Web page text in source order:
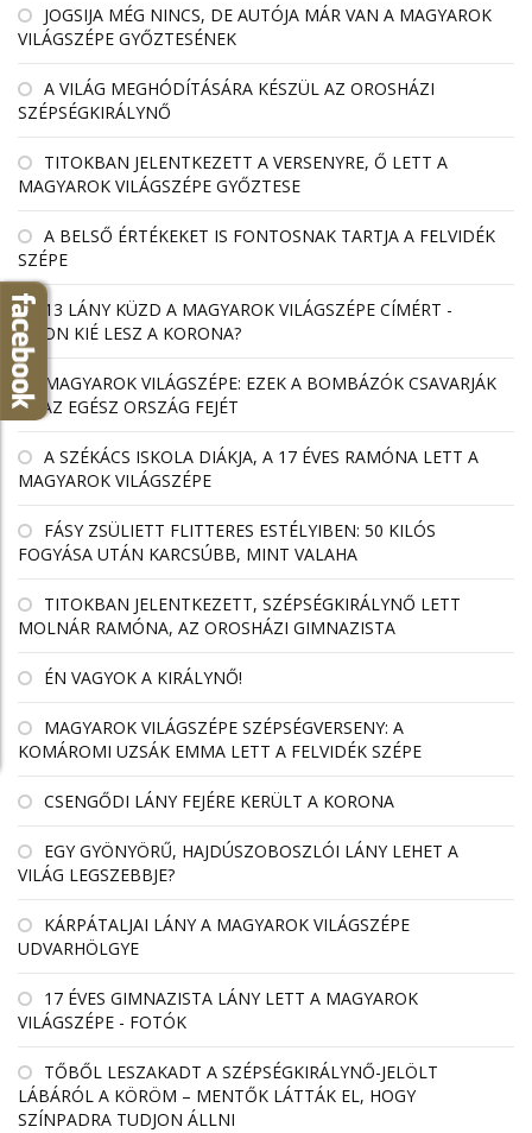
JOGSIJA MÉG NINCS, DE AUTÓJA MÁR VAN A MAGYAROK
VILÁGSZÉPE GYŐZTESÉNEK
A VILÁG MEGHÓDÍTÁSÁRA KÉSZÜL AZ OROSHÁZI
SZÉPSÉGKIRÁLYNŐ
TITOKBAN JELENTKEZETT A VERSENYRE, Ő LETT A
MAGYAROK VILÁGSZÉPE GYŐZTESE
A BELSŐ ÉRTÉKEKET IS FONTOSNAK TARTJA A FELVIDÉK
SZÉPE
13 LÁNY KÜZD A MAGYAROK VILÁGSZÉPE CÍMÉRT -
VAJON KIÉ LESZ A KORONA?
MAGYAROK VILÁGSZÉPE: EZEK A BOMBÁZÓK CSAVARJÁK
EL AZ EGÉSZ ORSZÁG FEJÉT
A SZÉKÁCS ISKOLA DIÁKJA, A 17 ÉVES RAMÓNA LETT A
MAGYAROK VILÁGSZÉPE
FÁSY ZSÜLIETT FLITTERES ESTÉLYIBEN: 50 KILÓS
FOGYÁSA UTÁN KARCSÚBB, MINT VALAHA
TITOKBAN JELENTKEZETT, SZÉPSÉGKIRÁLYNŐ LETT
MOLNÁR RAMÓNA, AZ OROSHÁZI GIMNAZISTA
ÉN VAGYOK A KIRÁLYNŐ!
MAGYAROK VILÁGSZÉPE SZÉPSÉGVERSENY: A
KOMÁROMI UZSÁK EMMA LETT A FELVIDÉK SZÉPE
CSENGŐDI LÁNY FEJÉRE KERÜLT A KORONA
EGY GYÖNYÖRŰ, HAJDÚSZOBOSZLÓI LÁNY LEHET A
VILÁG LEGSZEBBJE?
KÁRPÁTALJAI LÁNY A MAGYAROK VILÁGSZÉPE
UDVARHÖLGYE
17 ÉVES GIMNAZISTA LÁNY LETT A MAGYAROK
VILÁGSZÉPE - FOTÓK
TŐBŐL LESZAKADT A SZÉPSÉGKIRÁLYNŐ-JELÖLT
LÁBÁRÓL A KÖRÖM – MENTŐK LÁTTÁK EL, HOGY
SZÍNPADRA TUDJON ÁLLNI